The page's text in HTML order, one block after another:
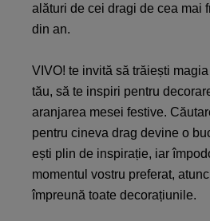
alături de cei dragi de cea mai
din an.
VIVO! te invită să trăiești
tău, să te inspiri pentru
aranjarea mesei festive.
pentru cineva drag devine o
ești plin de inspirație, iar
momentul vostru preferat,
împreună toate decorațiunile.